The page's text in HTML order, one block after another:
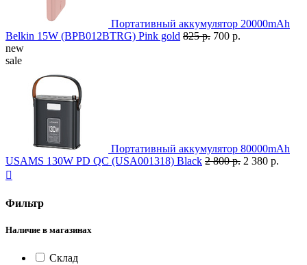
Портативный аккумулятор 20000mAh
Belkin 15W (BPB012BTRG) Pink gold 825 р. 700 р.
new
sale
Портативный аккумулятор 80000mAh
USAMS 130W PD QC (USA001318) Black 2 800 р. 2 380 р.

Фильтр
Наличие в магазинах
Склад